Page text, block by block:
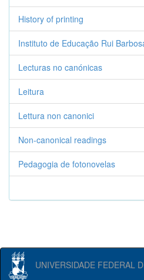
History of printing
Instituto de Educação Rui
Lecturas no canónicas
Leitura
Lettura non canonici
Non-canonical readings
Pedagogia de fotonovelas
UNIVERSIDADE FEDERAL